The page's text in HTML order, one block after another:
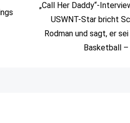
„Call Her Daddy“-
USWNT-Star bricht
Rodman und sagt, er
Basketball